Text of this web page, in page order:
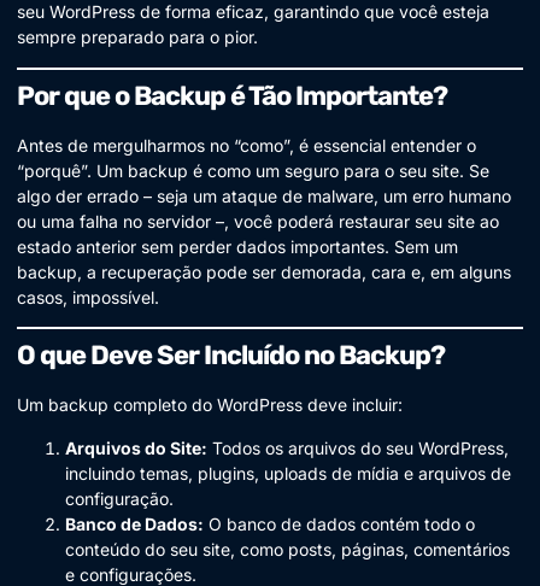
seu WordPress de forma eficaz, garantindo que você esteja
sempre preparado para o pior.
Por que o Backup é Tão Importante?
Antes de mergulharmos no “como”, é essencial entender o
“porquê”. Um backup é como um seguro para o seu site. Se
algo der errado – seja um ataque de malware, um erro humano
ou uma falha no servidor –, você poderá restaurar seu site ao
estado anterior sem perder dados importantes. Sem um
backup, a recuperação pode ser demorada, cara e, em alguns
casos, impossível.
O que Deve Ser Incluído no Backup?
Um backup completo do WordPress deve incluir:
Arquivos do Site: Todos os arquivos do seu WordPress,
incluindo temas, plugins, uploads de mídia e arquivos de
configuração.
Banco de Dados: O banco de dados contém todo o
conteúdo do seu site, como posts, páginas, comentários
e configurações.